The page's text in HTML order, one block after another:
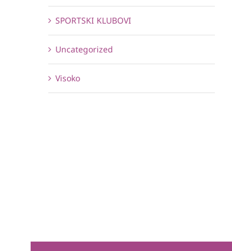
SPORTSKI KLUBOVI
Uncategorized
Visoko